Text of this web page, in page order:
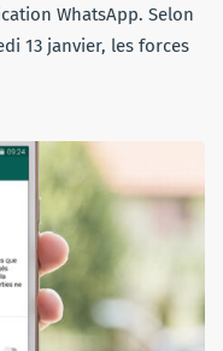
WhatsApp. Selon
13 janvier, les forces